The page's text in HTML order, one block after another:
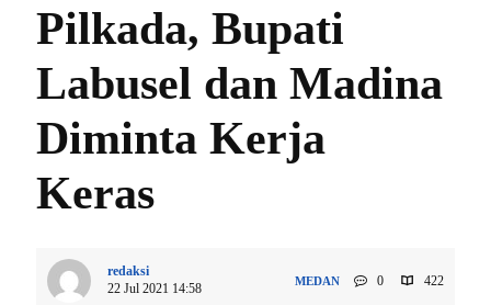
Pilkada, Bupati
Labusel dan Madina
Diminta Kerja
Keras
redaksi
22 Jul 2021 14:58
MEDAN 0 422